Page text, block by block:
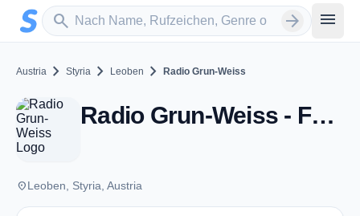
Zum Hauptinhalt springen
search
Sender suchen arrow_forward menu
Austria chevron_right Styria chevron_right Leoben chevron_right Radio Grun-Weiss
Radio Grun-Weiss - FM 106.6 - Leoben
placeLeoben, Styria, Austria